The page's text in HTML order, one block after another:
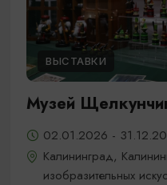
ВЫСТАВКИ
Музей
02.01.2026 -
Калининград,
изобразительных